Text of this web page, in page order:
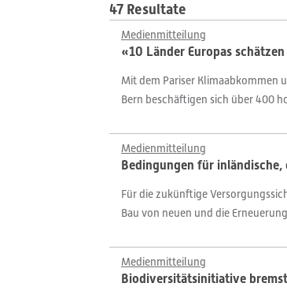
47 Resultate
Medienmitteilung
«10 Länder Europas
Mit dem Pariser Klimaabkommen
Bern beschäftigen sich über 400
Medienmitteilung
Bedingungen für inländische,
Für die zukünftige
Bau von neuen und die
Medienmitteilung
Biodiversitätsinitiative